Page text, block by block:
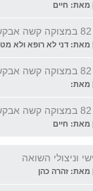
וניצולי השואה